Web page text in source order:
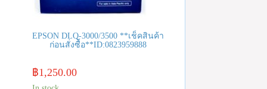
EPSON DLQ-3000/3500 **เช็คสินค้า
ก่อนสั่งซื้อ**ID:0823959888
฿1,250.00